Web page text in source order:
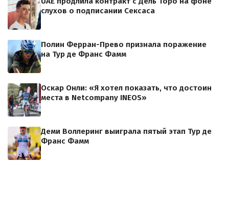
слухов о подписании Сексаса
Полин Ферран-Прево признала поражение
на Тур де Франс Фамм
Оскар Онли: «Я хотел показать, что достоин
места в Netcompany INEOS»
Деми Воллеринг выиграла пятый этап Тур де
Франс Фамм